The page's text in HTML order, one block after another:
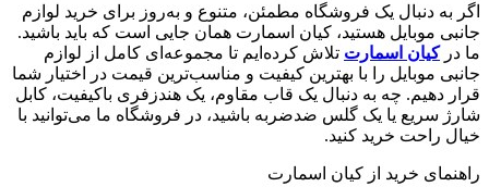
اگر به دنبال یک فروشگاه مطمئن، متنوع و به‌روز برای خرید لوازم
جانبی موبایل هستید، کیان اسمارت همان جایی است که باید باشید.
ما درکیان اسمارت تلاش کرده‌ایم تا مجموعه‌ای کامل از لوازم
جانبی موبایل را با بهترین کیفیت و مناسب‌ترین قیمت در اختیار شما
قرار دهیم. چه به دنبال یک قاب مقاوم، یک هندزفری باکیفیت، کابل
شارژ سریع یا یک گلس ضدضربه باشید، در فروشگاه ما می‌توانید با
خیال راحت خرید کنید.
راهنمای خرید از کیان اسمارت